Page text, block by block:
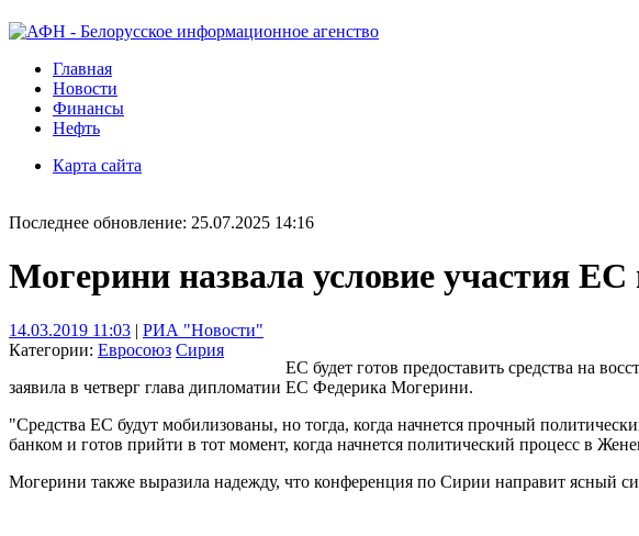
Главная
Новости
Финансы
Нефть
Карта сайта
Последнее обновление: 25.07.2025 14:16
Могерини назвала условие участия
14.03.2019 11:03 | РИА "Новости"
Категории: Евросоюз Сирия
ЕС будет готов предоставить средства на
заявила в четверг глава дипломатии ЕС Федерика Могерини.
"Средства ЕС будут мобилизованы, но тогда, когда начнется прочный
банком и готов прийти в тот момент, когда начнется политический процесс в
Могерини также выразила надежду, что конференция по Сирии направит ясный